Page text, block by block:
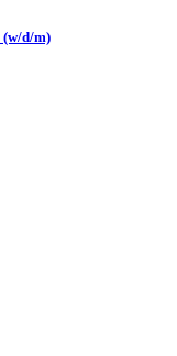
(w/d/m)